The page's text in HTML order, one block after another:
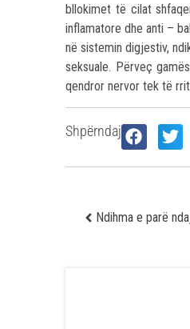
bllokimet të cilat
inflamatore dhe anti –
në sistemin digjestiv,
seksuale. Përveç
qendror nervor tek të
Shpërndaj
Ndihma e parë